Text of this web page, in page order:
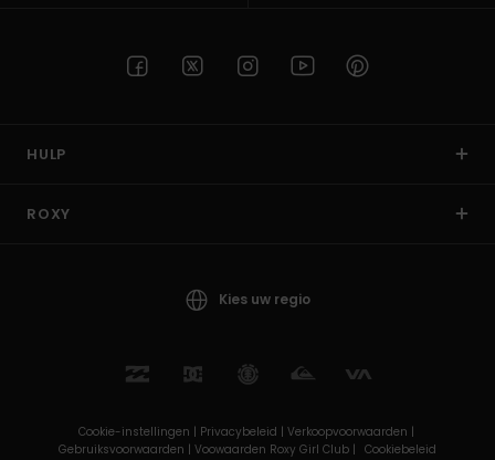
HULP
ROXY
Kies uw regio
Cookie-instellingen | Privacybeleid | Verkoopvoorwaarden |
Gebruiksvoorwaarden | Voowaarden Roxy Girl Club | Cookiebeleid